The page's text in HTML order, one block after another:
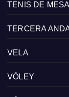
TENIS DE MESA
TERCERA
VELA
VÓLEY